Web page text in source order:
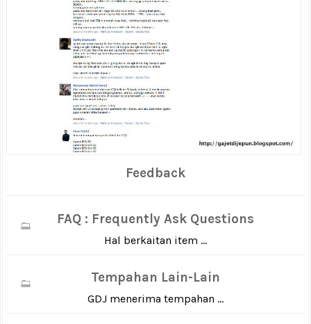
Feedback
FAQ : Frequently Ask Questions
Hal berkaitan item ...
Tempahan Lain-Lain
GDJ menerima tempahan ...